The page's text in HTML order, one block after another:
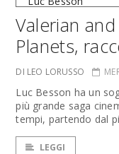
Valerian
Planets,
DI LEO LORUSSO
Luc Besson ha un
più grande saga
tempi, partendo dal
LEGGI